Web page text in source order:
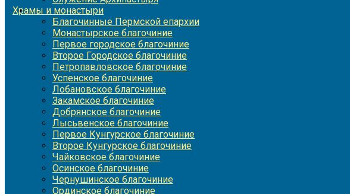
Храмы и монастыри
Благочинные Пермской епархии
Монастырское благочиние
Первое городское благочиние
Второе Городское благочиние
Петропавловское благочиние
Успенское благочиние
Лобановское благочиние
Закамское благочиние
Добрянское благочиние
Лысьвенское благочиние
Первое Кунгурское благочиние
Второе Кунгурское благочиние
Чайковское благочиние
Осинское благочиние
Чернушинское благочиние
Ординское благочиние